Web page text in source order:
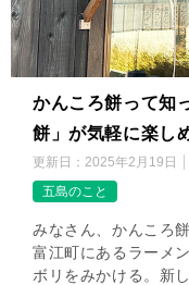
かんころ餅って知
餅」が気軽に楽し
更新日： 2025年2月19日
五島のこと
みなさん、かんころ
富江町にあるラーメ
ボリをみかける。新